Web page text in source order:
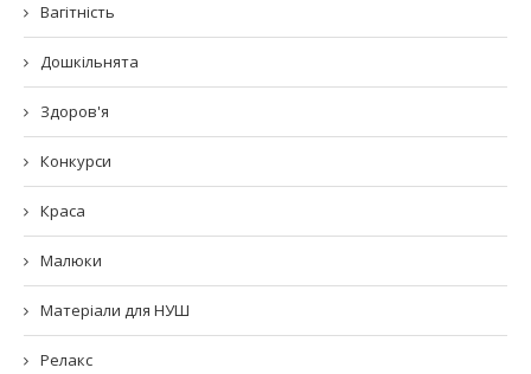
Вагітність
Дошкільнята
Здоров'я
Конкурси
Краса
Малюки
Матеріали для НУШ
Релакс